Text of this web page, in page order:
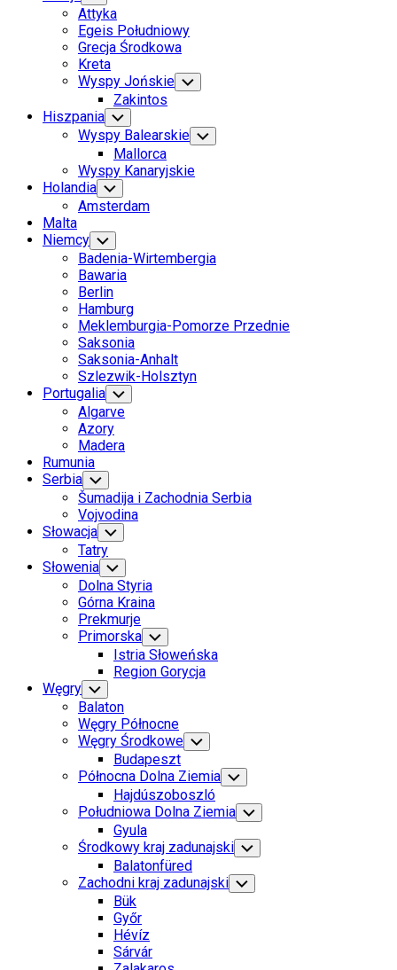
Child
Menu
Attyka
Egeis Południowy
Grecja Środkowa
Kreta
Wyspy Jońskie Toggle
Child
Zakintos
Hiszpania Toggle
Child
Menu
Wyspy Balearskie Toggle
Child
Mallorca
Wyspy Kanaryjskie
Holandia Toggle
Child
Menu
Amsterdam
Malta
Niemcy Toggle
Child
Menu
Badenia-Wirtembergia
Bawaria
Berlin
Hamburg
Meklemburgia-Pomorze Przednie
Saksonia
Saksonia-Anhalt
Szlezwik-Holsztyn
Portugalia Toggle
Child
Menu
Algarve
Azory
Madera
Rumunia
Serbia Toggle
Child
Menu
Šumadija i Zachodnia Serbia
Vojvodina
Słowacja Toggle
Child
Menu
Tatry
Słowenia Toggle
Child
Menu
Dolna Styria
Górna Kraina
Prekmurje
Primorska Toggle
Child
Menu
Istria Słoweńska
Region Gorycja
Węgry Toggle
Child
Menu
Balaton
Węgry Północne
Węgry Środkowe Toggle
Child
Menu
Budapeszt
Północna Dolna Ziemia Toggle
Child
Menu
Hajdúszoboszló
Południowa Dolna Ziemia Toggle
Child
Menu
Gyula
Środkowy kraj zadunajski Toggle
Child
Menu
Balatonfüred
Zachodni kraj zadunajski Toggle
Child
Bük
Győr
Hévíz
Sárvár